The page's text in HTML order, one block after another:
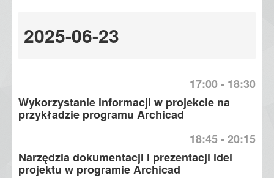
2025-06-23
17:00 - 18:30
Wykorzystanie informacji w projekcie na
przykładzie programu Archicad
18:45 - 20:15
Narzędzia dokumentacji i prezentacji idei
projektu w programie Archicad